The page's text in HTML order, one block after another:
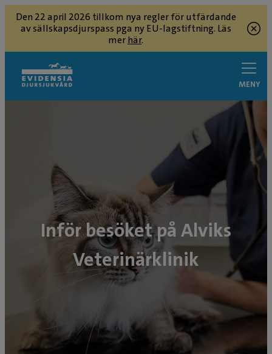
Den 22 april 2026 tillkom nya regler för utfärdande
av sällskapsdjurspass pga ny EU-lagstiftning. Läs
merhär.
MENY
Inför besöket på Alviks
Veterinärklinik